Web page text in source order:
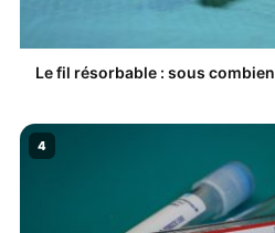
Le fil résorbable : sous
4